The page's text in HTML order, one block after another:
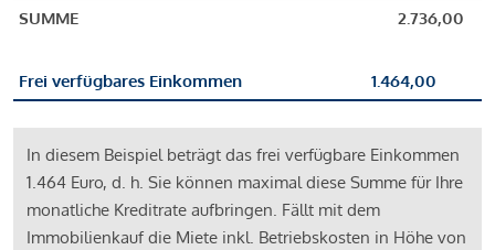
SUMME
2.736,00
Frei verfügbares Einkommen 1.464,00
In diesem Beispiel beträgt das frei verfügbare Einkommen
1.464 Euro, d. h. Sie können maximal diese Summe für Ihre
monatliche Kreditrate aufbringen. Fällt mit dem
Immobilienkauf die Miete inkl. Betriebskosten in Höhe von